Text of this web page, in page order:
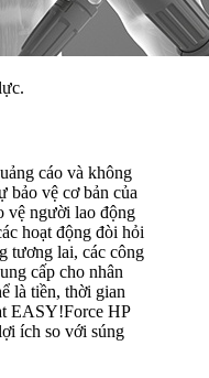
cáo và không
bảo vệ cơ bản của
vệ người lao động
hoạt động đòi hỏi
tương lai, các công
cấp cho nhân
là tiền, thời gian
EASY!Force HP
ích so với súng